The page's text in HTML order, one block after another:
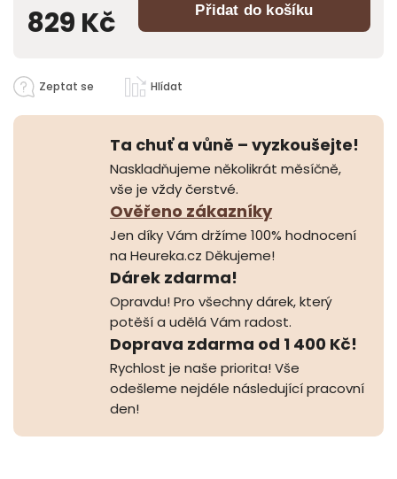
829 Kč Přidat do košíku
Zeptat se Hlídat
Ta chuť a vůně – vyzkoušejte!
Naskladňujeme několikrát měsíčně,
vše je vždy čerstvé.
Ověřeno zákazníky
Jen díky Vám držíme 100% hodnocení
na Heureka.cz Děkujeme!
Dárek zdarma!
Opravdu! Pro všechny dárek, který
potěší a udělá Vám radost.
Doprava zdarma od 1 400 Kč!
Rychlost je naše priorita! Vše
odešleme nejdéle následující pracovní
den!